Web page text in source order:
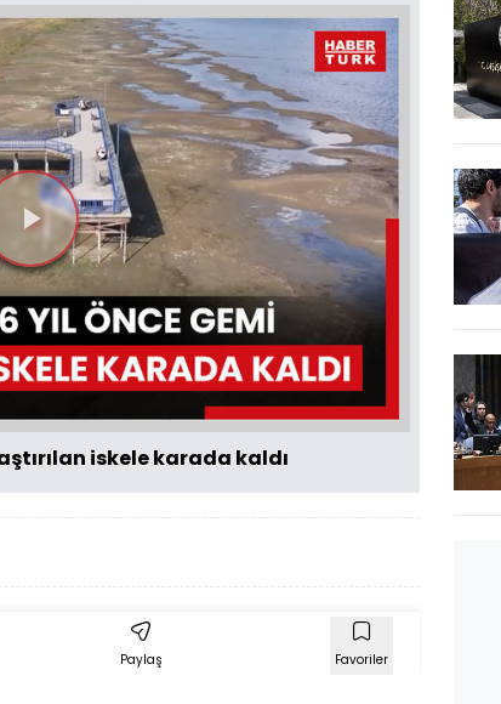
Videoyu
Oynat
iskele karada kaldı
Paylaş Favoriler